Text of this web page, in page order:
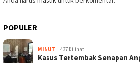
POPULER
MINUT 437 Dilihat
Kasus Tertembak Senapan